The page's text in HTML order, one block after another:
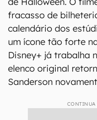
fracasso de
calendário dos
um ícone tão forte
Disney+ já trabalha
elenco original
Sanderson